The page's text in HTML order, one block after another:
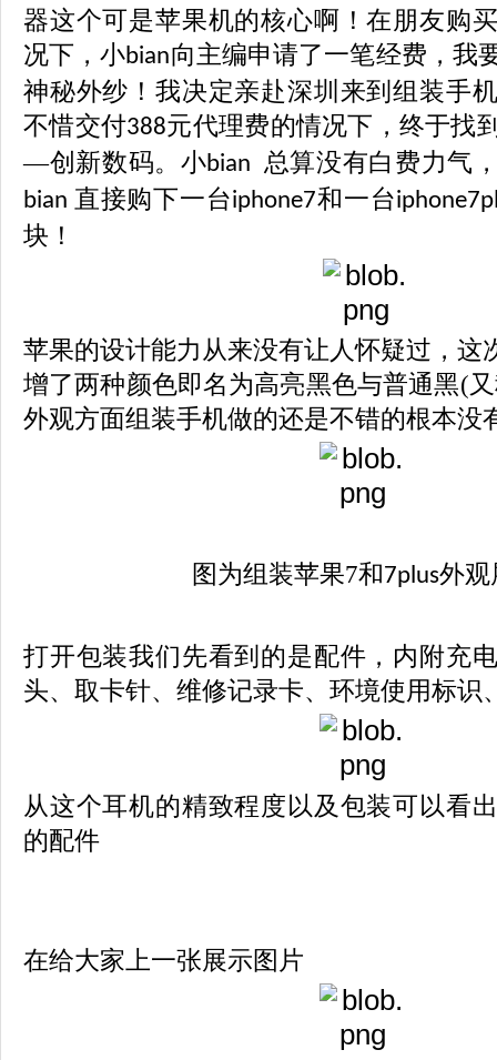
器这个可是苹果机的核心啊！在朋友购
况下，小bian向主编申请了一笔经费，我
神秘外纱！我决定亲赴深圳来到组装手
不惜交付388元代理费的情况下，终于找
—创新数码。小bian 总算没有白费力气
bian 直接购下一台iphone7和一台
块！
苹果的设计能力从来没有让人怀疑过，这
增了两种颜色即名为高亮黑色与普通黑(
外观方面组装手机做的还是不错的根本没
图为组装苹果7和7plus外观
打开包装我们先看到的是配件，内附充
头、取卡针、维修记录卡、环境使用标识
从这个耳机的精致程度以及包装可以看
的配件
在给大家上一张展示图片